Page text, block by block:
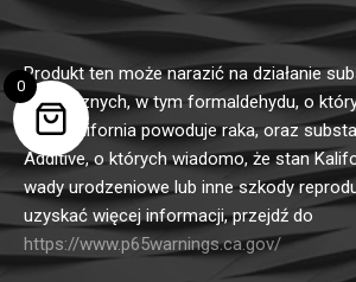
Produkt ten może narazić na działanie
chemicznych, w tym formaldehydu, o
stan Kalifornia powoduje raka, oraz
Additive, o których wiadomo, że stan
wady urodzeniowe lub inne szkody
uzyskać więcej informacji, przejdź do
https://www.p65warnings.ca.gov/
0